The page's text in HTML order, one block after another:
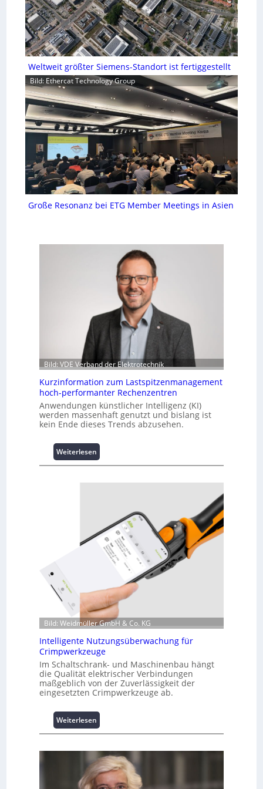
Weltweit größter Siemens-Standort ist fertiggestellt
Bild: Ethercat Technology Group
Große Resonanz bei ETG Member Meetings in Asien
Bild: VDE Verband der Elektrotechnik
Kurzinformation zum Lastspitzenmanagement
hoch-performanter Rechenzentren
Anwendungen künstlicher Intelligenz (KI)
werden massenhaft genutzt und bislang ist
kein Ende dieses Trends abzusehen.
Weiterlesen
K
r
f
o
o
n
z
u
m
L
a
s
t
i
z
e
n
m
Bild: Weidmüller GmbH & Co. KG
Intelligente Nutzungsüberwachung für
Crimpwerkzeuge
Im Schaltschrank- und Maschinenbau hängt
die Qualität elektrischer Verbindungen
maßgeblich von der Zuverlässigkeit der
eingesetzten Crimpwerkzeuge ab.
Weiterlesen
I
t
e
l
l